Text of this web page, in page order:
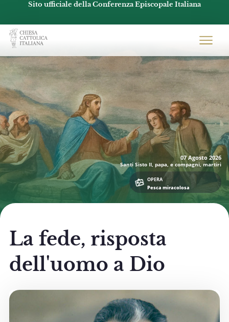
Sito ufficiale della Conferenza Episcopale Italiana
Chiesacattolica.it
07 Agosto 2026
Santi Sisto II, papa, e compagni, martiri
OPERA
Pesca miracolosa
La fede, risposta
dell'uomo a Dio